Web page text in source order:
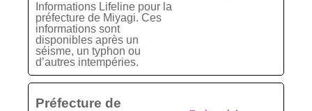
Informations Lifeline pour la
préfecture de Miyagi. Ces
informations sont
disponibles après un
séisme, un typhon ou
d’autres intempéries.
Préfecture de